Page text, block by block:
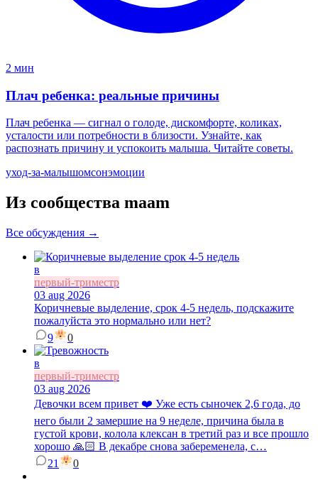
2 мин
Плач ребенка: реальные причины
Плач ребенка — сигнал о голоде, дискомфорте, коликах,
усталости или потребности в близости. Узнайте, как
распознать причину и успокоить малыша. Читайте советы.
уход-за-малышомсонэмоции
Из сообщества maam
Все обсуждения →
в
первый-триместр
03 aug 2026
Коричневые выделение, срок 4-5 недель, подскажите
пожалуйста это нормально или нет?
9
0
в
первый-триместр
03 aug 2026
Девочки всем привет ❤️ Уже есть сыночек 2,6 года, до
него были 2 замершие на 9 неделе, причина была в
густой крови, колола клексан в третий раз и все прошло
хорошо 🙏🏻 В декабре снова забеременела, с…
21
0